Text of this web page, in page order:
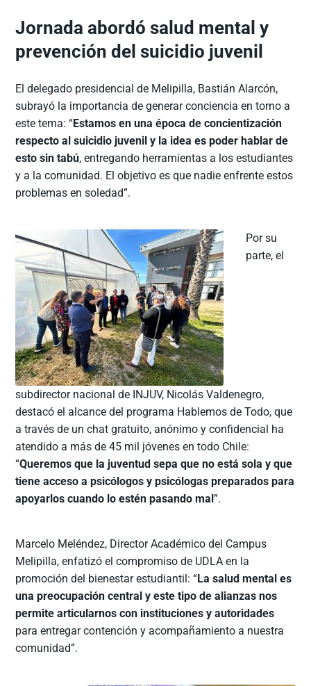
Jornada abordó salud mental y
prevención del suicidio juvenil
El delegado presidencial de Melipilla, Bastián Alarcón,
subrayó la importancia de generar conciencia en torno a
este tema: “Estamos en una época de concientización
respecto al suicidio juvenil y la idea es poder hablar de
esto sin tabú, entregando herramientas a los estudiantes
y a la comunidad. El objetivo es que nadie enfrente estos
problemas en soledad”.
Por su
parte, el
subdirector nacional de INJUV, Nicolás Valdenegro,
destacó el alcance del programa Hablemos de Todo, que
a través de un chat gratuito, anónimo y confidencial ha
atendido a más de 45 mil jóvenes en todo Chile:
“Queremos que la juventud sepa que no está sola y que
tiene acceso a psicólogos y psicólogas preparados para
apoyarlos cuando lo estén pasando mal”.
Marcelo Meléndez, Director Académico del Campus
Melipilla, enfatizó el compromiso de UDLA en la
promoción del bienestar estudiantil: “La salud mental es
una preocupación central y este tipo de alianzas nos
permite articularnos con instituciones y autoridades
para entregar contención y acompañamiento a nuestra
comunidad”.